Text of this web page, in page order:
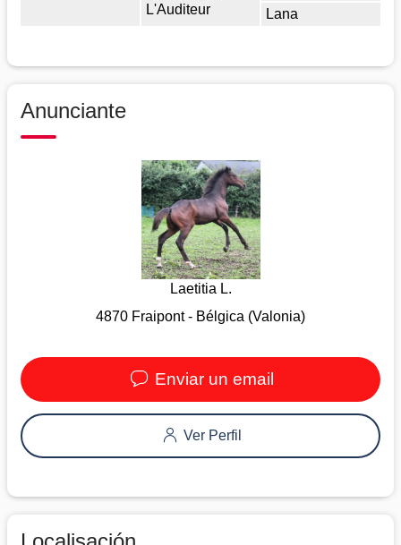
L'Auditeur
Lana
Anunciante
Laetitia L.
4870 Fraipont - Bélgica (Valonia)
Enviar un email
Ver Perfil